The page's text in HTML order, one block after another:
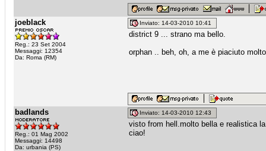
joeblack
Reg.: 23 Set 2004
Messaggi: 12354
Da: Roma (RM)
Inviato: 14-03-2010 10:41
district 9 ... strano ma bello.
orphan .. beh, oh, a me è piaciuto
badlands
Reg.: 01 Mag 2002
Messaggi: 14498
Da: urbania (PS)
Inviato: 14-03-2010 12:43
visto from hell.molto bella e realistica
ciao!